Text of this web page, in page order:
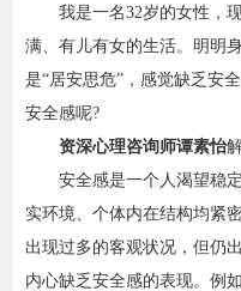
专家风采
服务内容
资费标准
我是一名32岁的女性，
满、有儿有女的生活。明明
是“居安思危”，感觉缺乏安
安全感呢?
资深心理咨询师谭素怡
安全感是一个人渴望稳
实环境、个体内在结构均紧
出现过多的客观状况，但仍
内心缺乏安全感的表现。例